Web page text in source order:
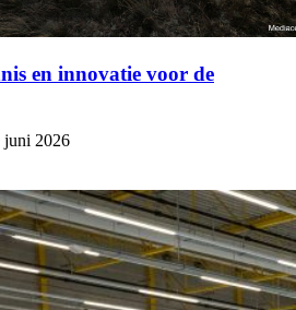
en innovatie voor de
juni 2026